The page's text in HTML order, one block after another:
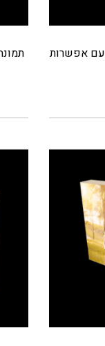
תמונה על בלוק עץ 10X15 עם אפשרות